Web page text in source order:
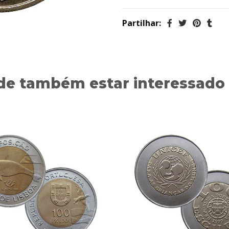
Partilhar:
também estar interessado